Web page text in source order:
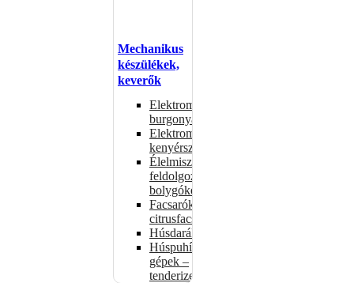
Mechanikus
készülékek,
keverők
Elektromos
burgonyahámozók
Elektromos
kenyérszeletelők
Élelmiszer-
feldolgozók –
bolygókeverők
Facsarók,
citrusfacsarók
Húsdarálók
Húspuhító
gépek –
tenderizerek